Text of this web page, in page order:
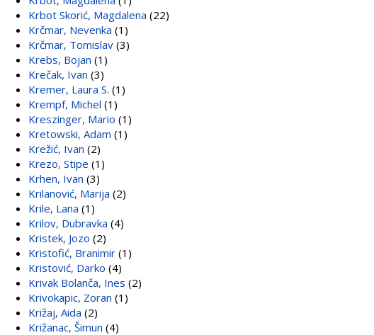
Krbot Skorić, Magdalena (22)
Krčmar, Nevenka (1)
Krčmar, Tomislav (3)
Krebs, Bojan (1)
Krečak, Ivan (3)
Kremer, Laura S. (1)
Krempf, Michel (1)
Kreszinger, Mario (1)
Kretowski, Adam (1)
Krežić, Ivan (2)
Krezo, Stipe (1)
Krhen, Ivan (3)
Krilanović, Marija (2)
Krile, Lana (1)
Krilov, Dubravka (4)
Kristek, Jozo (2)
Kristofić, Branimir (1)
Kristović, Darko (4)
Krivak Bolanča, Ines (2)
Krivokapic, Zoran (1)
Križaj, Aida (2)
Križanac, Šimun (4)